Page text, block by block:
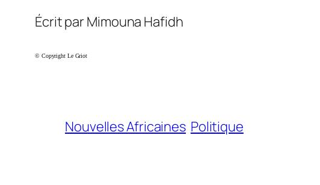
Écrit par Mimouna Hafidh
© Copyright Le Griot
Nouvelles Africaines Politique